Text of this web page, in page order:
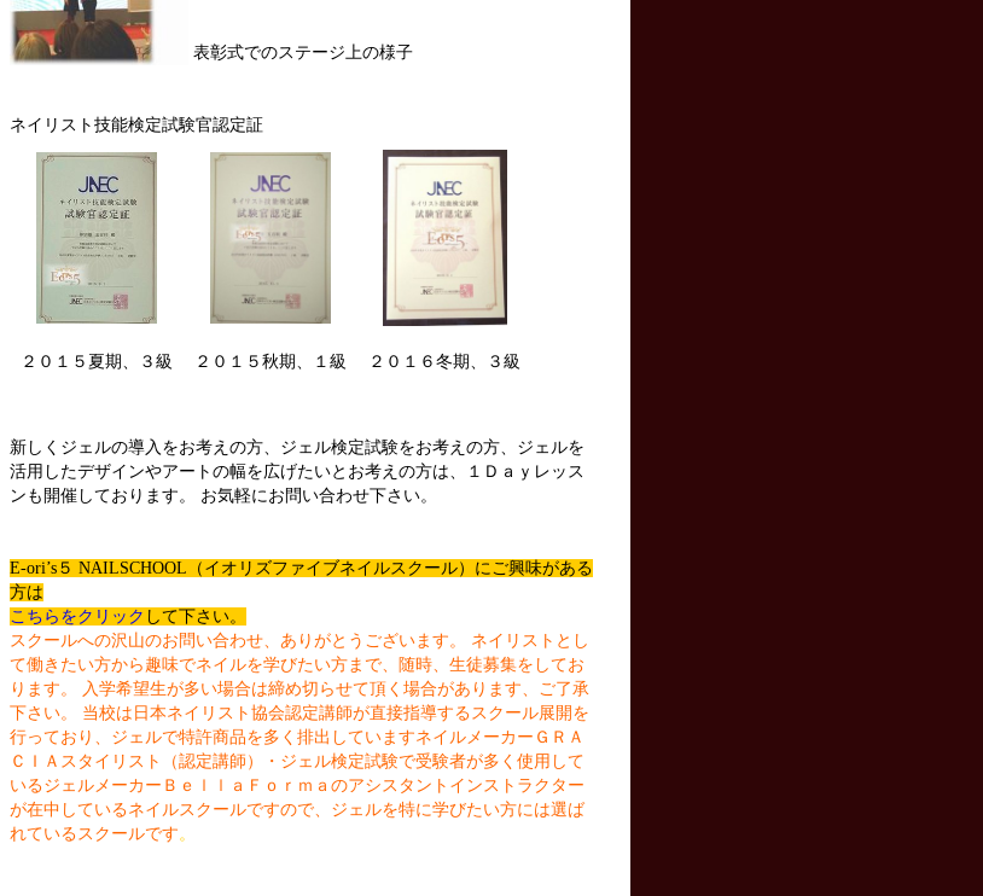
表彰式でのステージ上の様子
ネイリスト技能検定試験官認定証
２０１５夏期、３級 ２０１５秋期、１級 ２０１６冬期、３級
新しくジェルの導入をお考えの方、ジェル検定試験をお考えの方、ジェルを
活用したデザインやアートの幅を広げたいとお考えの方は、１Ｄａｙレッス
ンも開催しております。 お気軽にお問い合わせ下さい。
E-ori’s５ NAILSCHOOL（イオリズファイブネイルスクール）にご興味がある
方は
こちらをクリック して下さい。
スクールへの沢山のお問い合わせ、ありがとうございます。
ネイリストとし
て働きたい方から趣味でネイルを学びたい方まで、随時、生徒募集をしてお
ります。
入学希望生が多い場合は締め切らせて頂く場合があります、ご了承
下さい。
当校は日本ネイリスト協会認定講師が直接指導するスクール展開を
行っており、ジェルで特許商品を多く排出していますネイルメーカーＧＲＡ
ＣＩＡスタイリスト（認定講師）・ジェル検定試験で受験者が多く使用して
いるジェルメーカーＢｅｌｌａＦｏｒｍａのアシスタントインストラクター
が在中しているネイルスクールですので、ジェルを特に学びたい方には選ば
れているスクールです。